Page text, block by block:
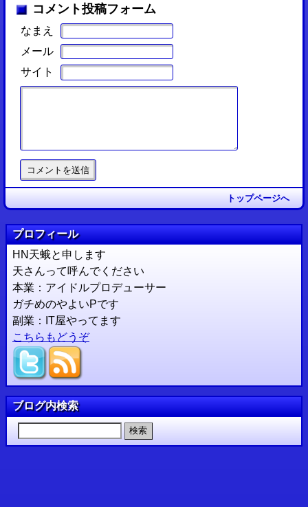
コメント投稿フォーム
なまえ
メール
サイト
トップページへ
プロフィール
HN天蛾と申します
天さんって呼んでください
本業：アイドルプロデューサー
ガチめのやよいPです
副業：IT屋やってます
こちらもどうぞ
ブログ内検索